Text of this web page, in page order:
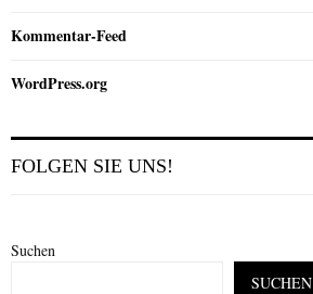
Kommentar-Feed
WordPress.org
FOLGEN SIE UNS!
Suchen
SUCHEN